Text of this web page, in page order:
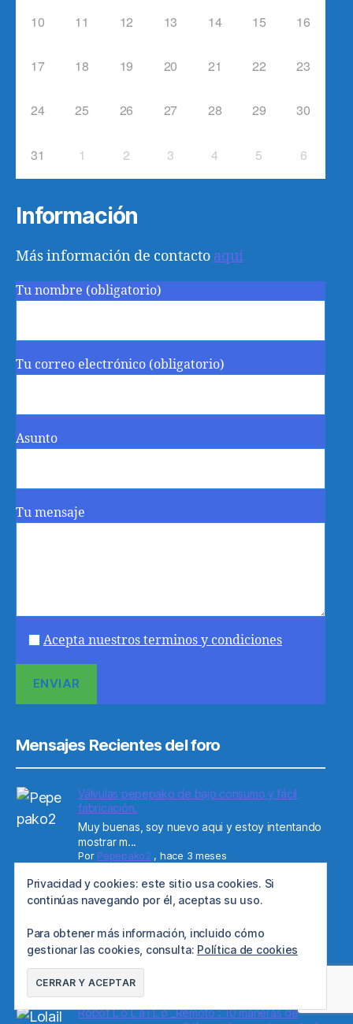
10 11 12 13 14 15 16
17 18 19 20 21 22 23
24 25 26 27 28 29 30
31 1 2 3 4 5 6
Información
Más información de contacto aquí
Tu nombre (obligatorio)
Tu correo electrónico (obligatorio)
Asunto
Tu mensaje
Acepta nuestros terminos y condiciones
Mensajes Recientes del foro
Válvulas pepepako de bajo consumo y fácil
fabricación.
Muy buenas, soy nuevo aqui y estoy intentando
mostrar m...
Por Pepepako2 , hace 3 meses
Robot L o L a i L o _Remoto : 10 maneras de
mover motores. con 3 IA , autónomo de punto A
a B , Asistente conversacional ( I A ) y
ver cámara y activar luces-motores
Agradecería si teneis a bien difundir o poder
hacer alg...
PorLolailo,
Robot L o L a i L o _Remoto : 10 maneras de
Privacidad y cookies: este sitio usa cookies. Si
continúas navegando por él, aceptas su uso.
Para obtener más información, incluido cómo
gestionar las cookies, consulta: Política de cookies